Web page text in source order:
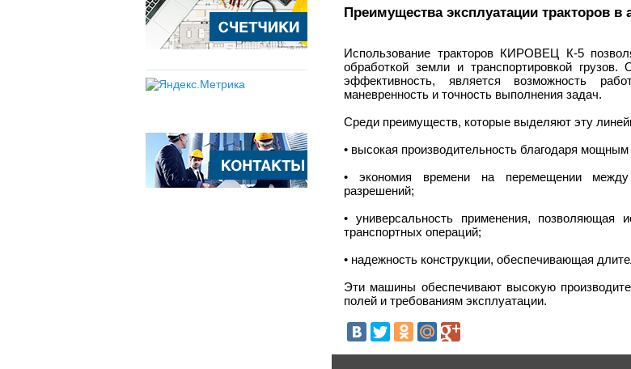
Преимущества эксплуатации тракторов в
Использование тракторов КИРОВЕЦ К-5
обработкой земли и транспортировкой
эффективность, является возможность
маневренность и точность выполнения задач.
Среди преимуществ, которые выделяют эту
• высокая производительность благодаря мощным
• экономия времени на перемещении между
разрешений;
• универсальность применения,
транспортных операций;
• надежность конструкции, обеспечивающая
Эти машины обеспечивают высокую
полей и требованиям эксплуатации.